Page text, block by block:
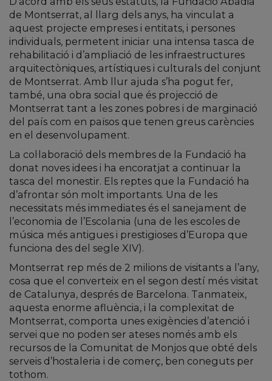
de Montserrat, al llarg dels anys, ha vinculat a
aquest projecte empreses i entitats, i persones
individuals, permetent iniciar una intensa tasca de
rehabilitació i d’ampliació de les infraestructures
arquitectòniques, artístiques i culturals del conjunt
de Montserrat. Amb llur ajuda s’ha pogut fer,
també, una obra social que és projecció de
Montserrat tant a les zones pobres i de marginació
del país com en països que tenen greus carències
en el desenvolupament.
La col·laboració dels membres de la Fundació ha
donat noves idees i ha encoratjat a continuar la
tasca del monestir. Els reptes que la Fundació ha
d’afrontar són molt importants. Una de les
necessitats més immediates és el sanejament de
l’economia de l’Escolania (una de les escoles de
música més antigues i prestigioses d’Europa que
funciona des del segle XIV).
Montserrat rep més de 2 milions de visitants a l’any,
cosa que el converteix en el segon destí més visitat
de Catalunya, després de Barcelona. Tanmateix,
aquesta enorme afluència, i la complexitat de
Montserrat, comporta unes exigències d’atenció i
servei que no poden ser ateses només amb els
recursos de la Comunitat de Monjos que obté dels
serveis d’hostaleria i de comerç, ben coneguts per
tothom.